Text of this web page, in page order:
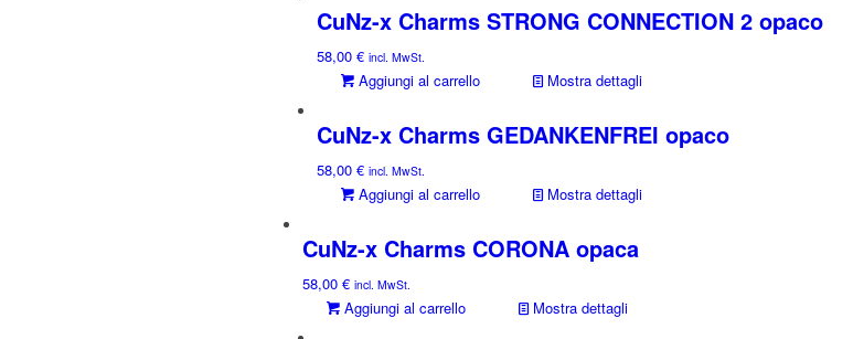
CuNz-x Charms STRONG CONNECTION 2 opaco
58,00 € incl. MwSt.
Aggiungi al carrello Mostra dettagli
CuNz-x Charms GEDANKENFREI opaco
58,00 € incl. MwSt.
Aggiungi al carrello Mostra dettagli
CuNz-x Charms CORONA opaca
58,00 € incl. MwSt.
Aggiungi al carrello Mostra dettagli